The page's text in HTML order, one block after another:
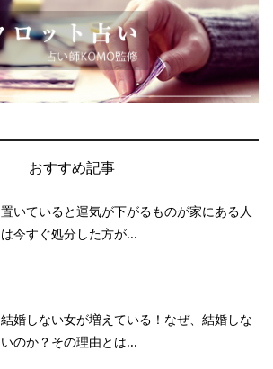
おすすめ記事
置いていると運気が下がるものが家にある人
は今すぐ処分した方が...
結婚しない女が増えている！なぜ、結婚しな
いのか？その理由とは...